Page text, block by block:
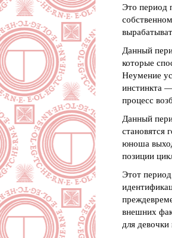
Это период
Данный
которые
Неумение
инстинкта
процесс
Данный
становятся
юноша
позиции
Этот
внешних
для